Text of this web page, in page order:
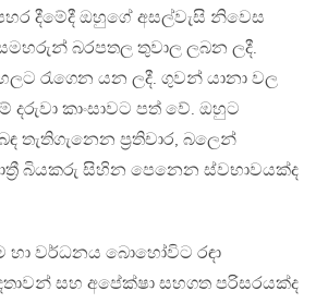
දීමේදී ඔහුගේ අසල්වැසි නිවෙස
බරපතල තුවාල ලබන ලදී.
රැගෙන යන ලදී. ගුවන් යානා වල
කාංසාවට පත් වේ. ඔහුට
තැතිගැනෙන ප්‍රතිචාර, බලෙන්
බියකරු සිහින පෙනෙන ස්වභාවයක්ද
හා වර්ධනය බොහෝවිට රඳා
සහ අපේක්ෂා සහගත පරිසරයක්ද